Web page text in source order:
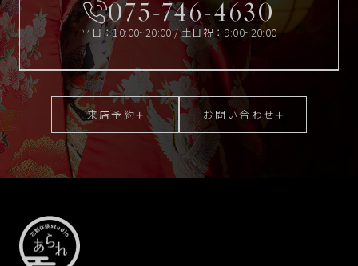
075-746-4630
平日：10:00~20:00 / 土日祝：9:00~20:00
来店予約 お問い合わせ